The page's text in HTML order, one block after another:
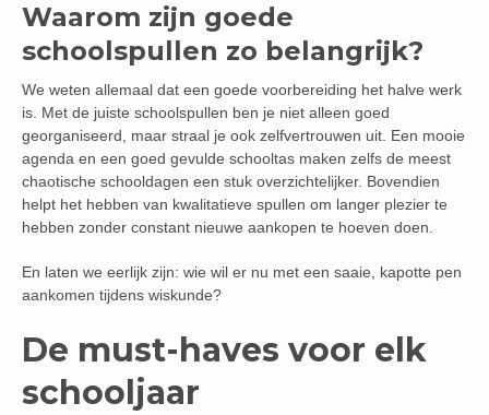
Waarom zijn goede
schoolspullen zo belangrijk?
We weten allemaal dat een goede voorbereiding het halve werk
is. Met de juiste schoolspullen ben je niet alleen goed
georganiseerd, maar straal je ook zelfvertrouwen uit. Een mooie
agenda en een goed gevulde schooltas maken zelfs de meest
chaotische schooldagen een stuk overzichtelijker. Bovendien
helpt het hebben van kwalitatieve spullen om langer plezier te
hebben zonder constant nieuwe aankopen te hoeven doen.
En laten we eerlijk zijn: wie wil er nu met een saaie, kapotte pen
aankomen tijdens wiskunde?
De must-haves voor elk
schooljaar